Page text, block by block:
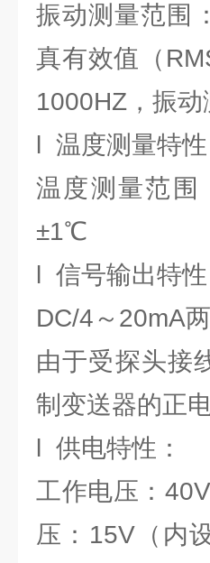
振动测量范围
真有效值（
1000HZ，振
l 温度测量特性
温度测量范
±1℃
l 信号输出特性
DC/4～20mA
由于受探头接
制变送器的正
l 供电特性：
工作电压：
压：15V（内